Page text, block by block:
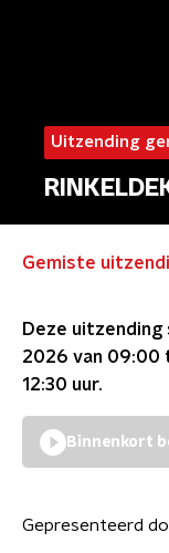
Uitzending
Gemiste
Deze
2026 van 09:00
12:30 uur.
Binnenkort
Gepresenteerd